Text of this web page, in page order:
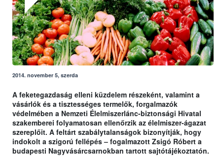
2014. november 5, szerda
A feketegazdaság elleni küzdelem részeként, valamint a
vásárlók és a tisztességes termelők, forgalmazók
védelmében a Nemzeti Élelmiszerlánc-biztonsági Hivatal
szakemberei folyamatosan ellenőrzik az élelmiszer-ágazat
szereplőit. A feltárt szabálytalanságok bizonyítják, hogy
indokolt a szigorú fellépés – fogalmazott Zsigó Róbert a
budapesti Nagyvásárcsarnokban tartott sajtótájékoztatón.